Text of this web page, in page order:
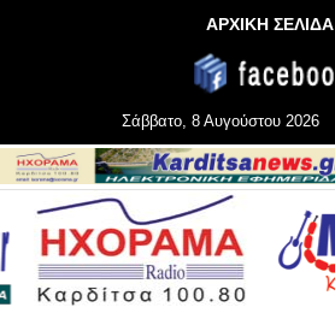
ΑΡΧΙΚΗ ΣΕΛΙΔΑ
Σάββατο, 8 Αυγούστου 2026